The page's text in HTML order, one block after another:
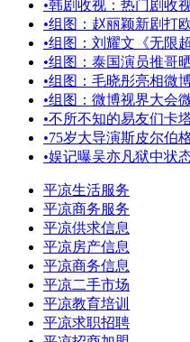
•韩剧收视：热门剧收
•组图：赵丽颖新剧打
•组图：刘耀文《无限
•组图：泰国演员推哥
•组图：毛晓彤亮相微
•组图：微博视界大会
•不所不知的易友们卡
•75岁大导演斯皮尔伯
•娱记曝吴亦凡狱中状
平凉生活服务
平凉商务服务
平凉供求信息
平凉房产信息
平凉商务信息
平凉二手市场
平凉教育培训
平凉求职招聘